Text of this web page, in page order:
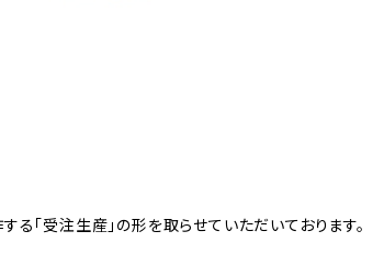
「受注生産」の形を取らせていただいております。